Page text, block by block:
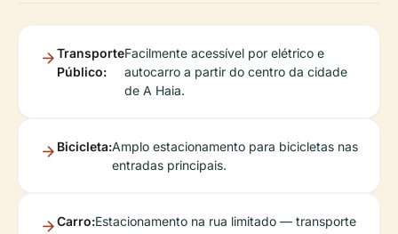
Transporte
Público:
Facilmente acessível por elétrico e
autocarro a partir do centro da cidade
de A Haia.
Bicicleta:Amplo estacionamento para bicicletas nas
entradas principais.
Carro:Estacionamento na rua limitado — transporte